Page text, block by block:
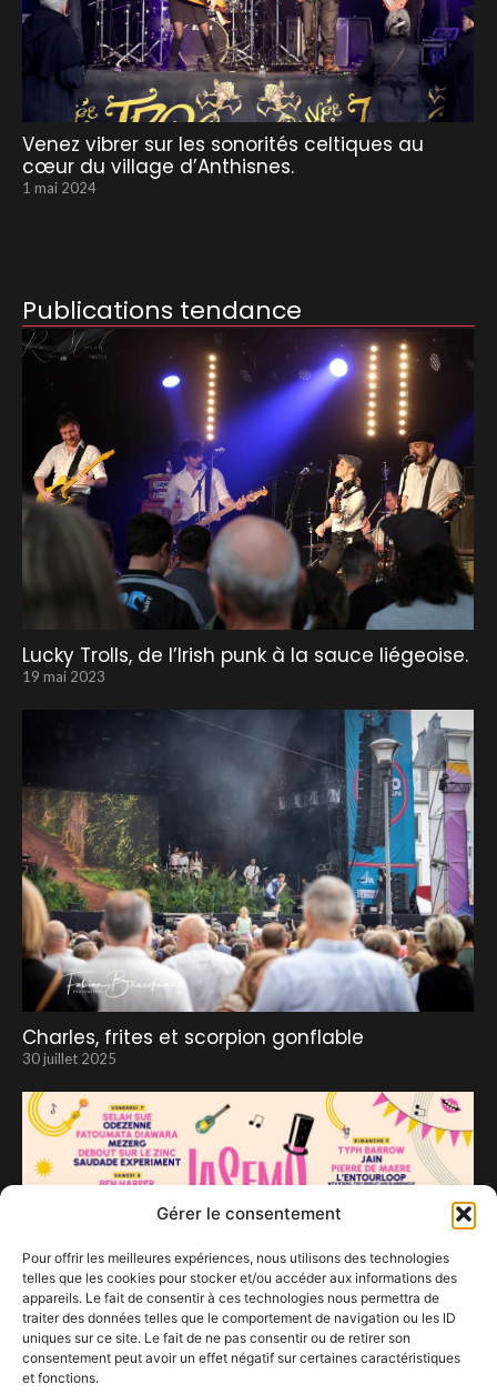
Gérer le consentement
Pour offrir les meilleures expériences, nous utilisons des technologies
telles que les cookies pour stocker et/ou accéder aux informations des
appareils. Le fait de consentir à ces technologies nous permettra de
traiter des données telles que le comportement de navigation ou les ID
uniques sur ce site. Le fait de ne pas consentir ou de retirer son
consentement peut avoir un effet négatif sur certaines caractéristiques
et fonctions.
Venez vibrer sur les sonorités celtiques au
cœur du village d’Anthisnes.
1 mai 2024
Publications tendance
Lucky Trolls, de l’Irish punk à la sauce liégeoise.
19 mai 2023
Charles, frites et scorpion gonflable
30 juillet 2025
15 ans du festival Lasemo
8 juillet 2023